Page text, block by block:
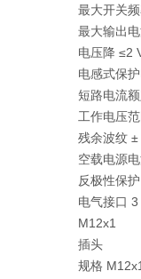
最大开关
最大输出
电压降 ≤2
电感式保
短路电流
工作电压
残余波纹 ±
空载电源
反极性保
电气接口 3
M12x1
插头
规格 M12x1